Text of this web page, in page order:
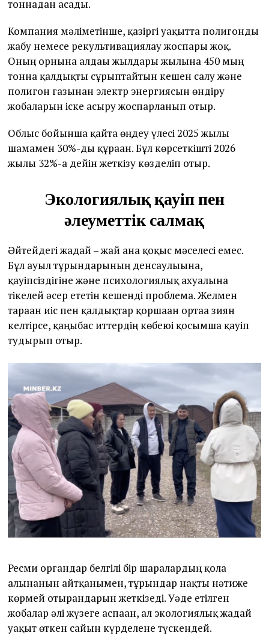
тоннадан асады.
Компания мәліметінше, қазіргі уақытта полигонды
жабу немесе рекультивациялау жоспары жоқ.
Оның орнына алдағы жылдары жылына 450 мың
тонна қалдықты сұрыптайтын кешен салу және
полигон газынан электр энергиясын өндіру
жобаларын іске асыру жоспарланып отыр.
Облыс бойынша қайта өңдеу үлесі 2025 жылы
шамамен 30%-ды құраған. Бұл көрсеткішті 2026
жылы 32%-ға дейін жеткізу көзделіп отыр.
Экологиялық қауіп пен
әлеуметтік салмақ
Әйтейдегі жағдай – жай ғана қоқыс мәселесі емес.
Бұл ауыл тұрғындарының денсаулығына,
қауіпсіздігіне және психологиялық ахуалына
тікелей әсер ететін кешенді проблема. Желмен
тараған иіс пен қалдықтар қоршаған ортаға зиян
келтірсе, қаңғыбас иттердің көбеюі қосымша қауіп
тудырып отыр.
Ресми органдар белгілі бір шаралардың қолға
алынғанын айтқанымен, тұрғындар нақты нәтиже
көрмей отырғандарын жеткізеді. Уәде етілген
жобалар әлі жүзеге аспаған, ал экологиялық жағдай
уақыт өткен сайын күрделене түскендей.